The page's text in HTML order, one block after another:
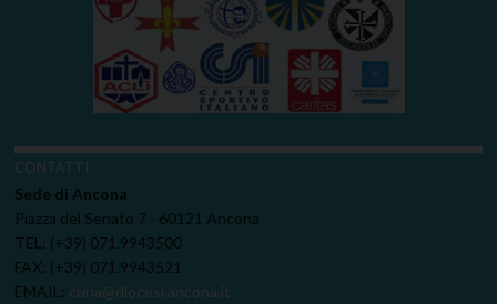
CONTATTI
Sede di Ancona
Piazza del Senato 7 - 60121 Ancona
TEL: (+39) 071.9943500
FAX: (+39) 071.9943521
EMAIL: curia@diocesi.ancona.it